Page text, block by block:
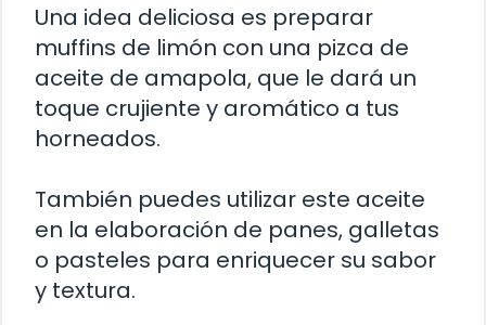
Una idea deliciosa es preparar
muffins de limón con una pizca de
aceite de amapola, que le dará un
toque crujiente y aromático a tus
horneados.
También puedes utilizar este aceite
en la elaboración de panes, galletas
o pasteles para enriquecer su sabor
y textura.